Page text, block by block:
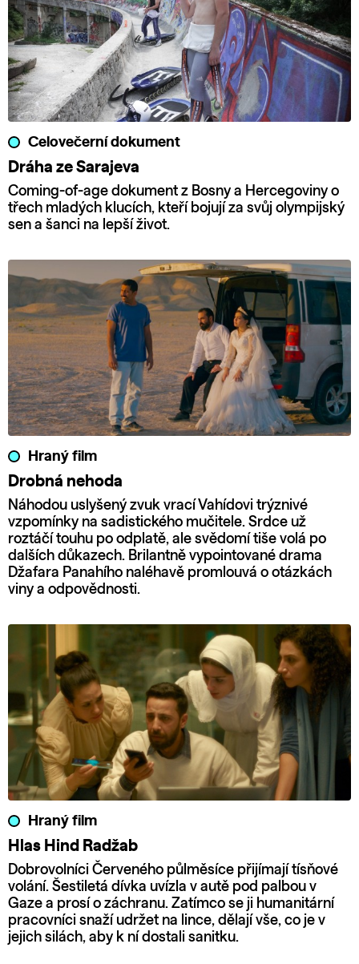
Celovečerní dokument
Dráha ze Sarajeva
Coming-of-age dokument z Bosny a Hercegoviny o
třech mladých klucích, kteří bojují za svůj olympijský
sen a šanci na lepší život.
Hraný film
Drobná nehoda
Náhodou uslyšený zvuk vrací Vahídovi trýznivé
vzpomínky na sadistického mučitele. Srdce už
roztáčí touhu po odplatě, ale svědomí tiše volá po
dalších důkazech. Brilantně vypointované drama
Džafara Panahího naléhavě promlouvá o otázkách
viny a odpovědnosti.
Hraný film
Hlas Hind Radžab
Dobrovolníci Červeného půlměsíce přijímají tísňové
volání. Šestiletá dívka uvízla v autě pod palbou v
Gaze a prosí o záchranu. Zatímco se ji humanitární
pracovníci snaží udržet na lince, dělají vše, co je v
jejich silách, aby k ní dostali sanitku.